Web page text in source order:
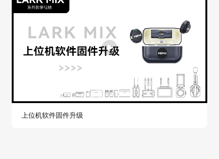
上位机软件固件升级